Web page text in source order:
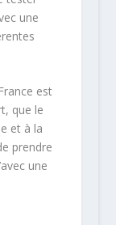
une
est
que le
et à la
prendre
une